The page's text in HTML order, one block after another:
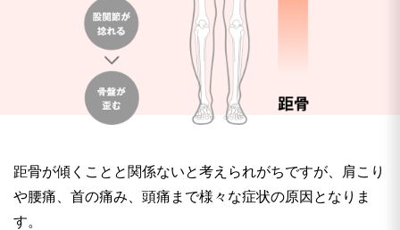
距骨が傾くことと関係ないと考えられがちですが、肩こり
や腰痛、首の痛み、頭痛まで様々な症状の原因となりま
す。